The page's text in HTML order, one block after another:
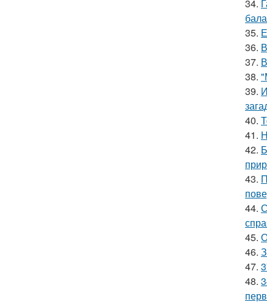
34.
35.
36.
37.
38.
39.
40.
41.
42.
43.
44.
45.
46.
47.
48.